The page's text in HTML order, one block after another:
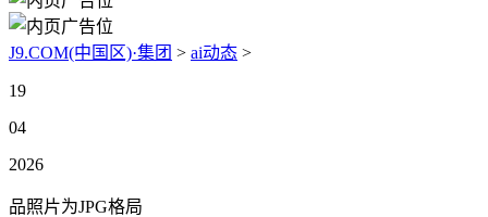
J9.COM(中国区)·集团 > ai动态 >
19
04
2026
品照片为JPG格局